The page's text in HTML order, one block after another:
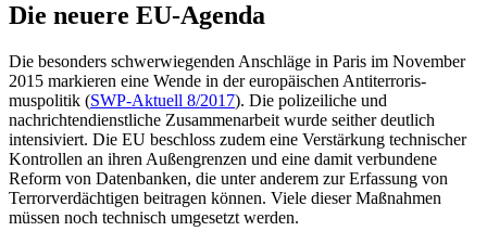
Die neuere EU-Agenda
Die besonders schwerwiegenden Anschläge in Paris im November
2015 markieren eine Wende in der europäischen Antiterroris­
muspolitik (SWP-Aktuell 8/2017). Die poli­zeiliche und
nachrichtendienstliche Zusam­menarbeit wurde seither deutlich
intensiviert. Die EU beschloss zudem eine Ver­stärkung technischer
Kontrollen an ihren Außen­gren­zen und eine damit verbundene
Reform von Datenbanken, die unter ande­rem zur Erfassung von
Terrorverdächtigen beitragen können. Viele dieser Maßnahmen
müssen noch technisch umgesetzt werden.